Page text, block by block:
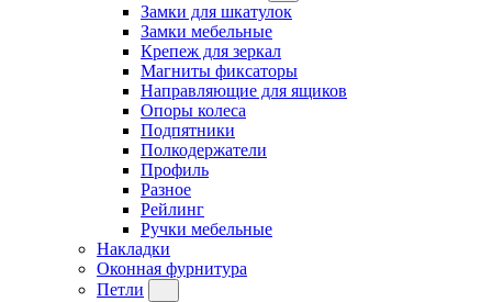
Замки для шкатулок
Замки мебельные
Крепеж для зеркал
Магниты фиксаторы
Направляющие для ящиков
Опоры колеса
Подпятники
Полкодержатели
Профиль
Разное
Рейлинг
Ручки мебельные
Накладки
Оконная фурнитура
Петли